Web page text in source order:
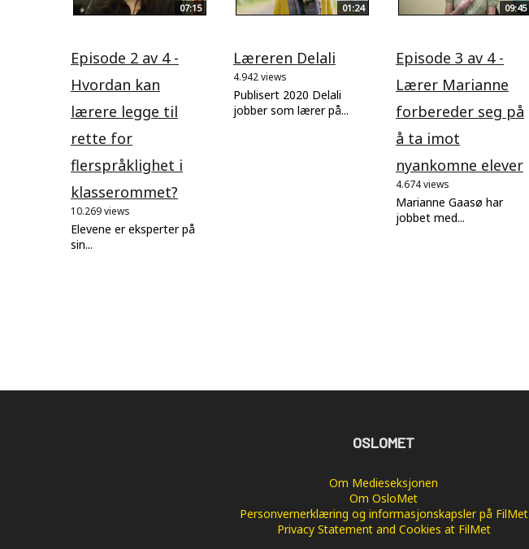
07:15
Episode 2 av 4 -
Hvordan kan
lærere legge til
rette for
flerspråklighet i
klasserommet?
10.269 views
Elevene er eksperter på
sin...
01:24
Læreren Delali
4.942 views
Publisert 2020 Delali
jobber som lærer på...
09:45
Episode 3 av 4 -
Lærer Marianne
forbereder seg på
å ta imot
nyankomne elever
4.674 views
Marianne Gaasø har
jobbet med...
OSLOMET
Om Medieseksjonen
Om OsloMet
Personvernerklæring og informasjonskapsler på FilMet
Privacy Statement and Cookies at FilMet